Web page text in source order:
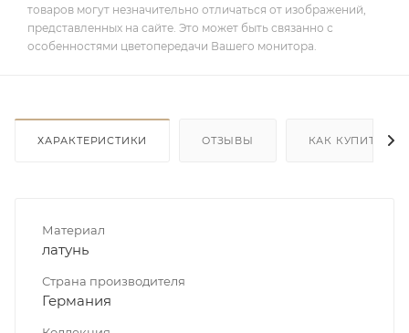
товаров могут незначительно отличаться от изображений,
представленных на сайте. Это может быть связанно с
особенностями цветопередачи Вашего монитора.
ХАРАКТЕРИСТИКИ ОТЗЫВЫ КАК КУПИТЬ
Материал
латунь
Страна производителя
Германия